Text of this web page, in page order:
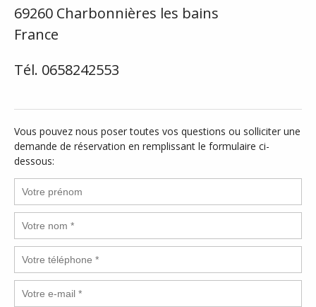
69260 Charbonnières les bains
France
Tél. 0658242553
Vous pouvez nous poser toutes vos questions ou solliciter une
demande de réservation en remplissant le formulaire ci-
dessous: